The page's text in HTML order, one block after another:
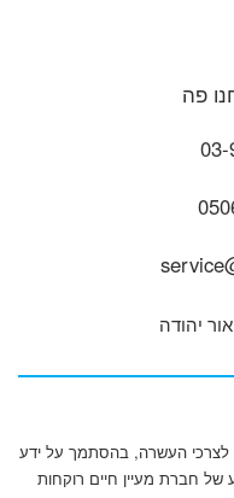
פה
03-
לצרכי העשרה, בהסתמך על ידע
של חברת מעיין חיים רוקחות